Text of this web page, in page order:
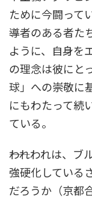
ために今闘って
導者のある者た
ように、自身を
の理念は彼にと
球」への崇敬に
にもわたって続
ている。
――われわれは、
強硬化している
だろうか（京都